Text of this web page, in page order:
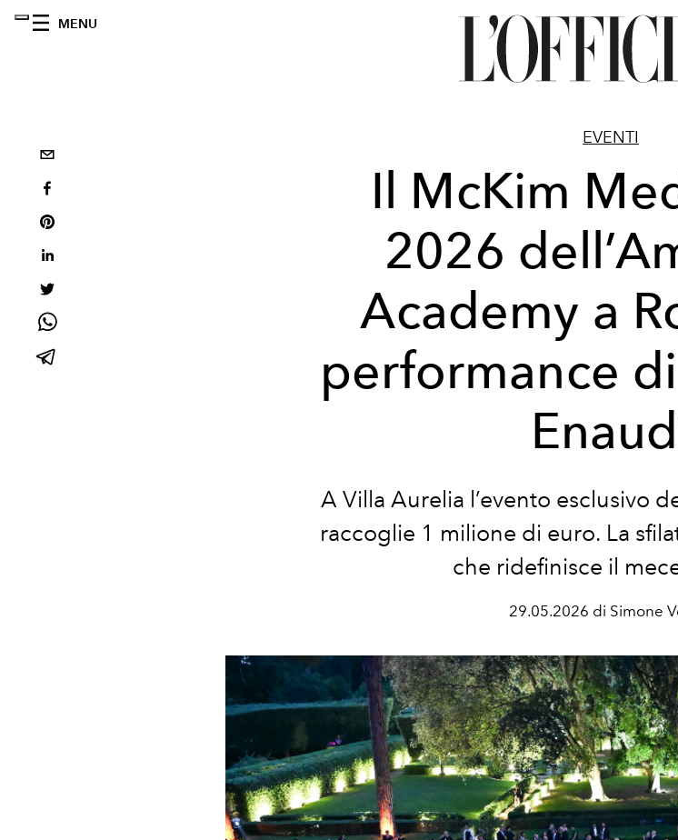
MENU
EVENTI
Il McKim
2026
Academy a
performance
A Villa Aurelia l’evento esclusivo
raccoglie 1 milione di euro. La
che ridefinisce il
29.05.2026 di Simone